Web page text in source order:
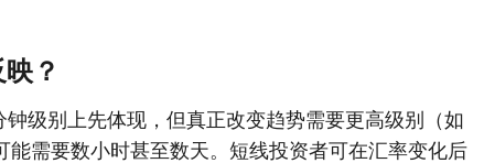
？
级别上先体现，但真正改变趋势需要更高级别（如
需要数小时甚至数天。短线投资者可在汇率变化后